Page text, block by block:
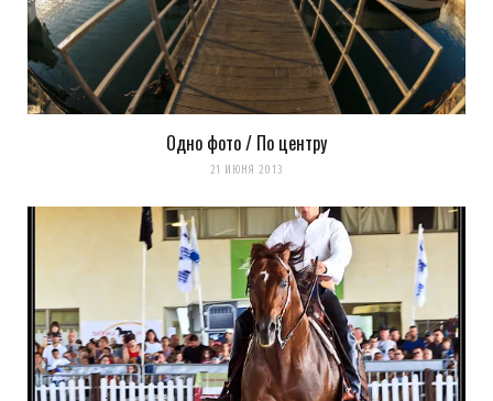
Одно фото / По центру
21 ИЮНЯ 2013